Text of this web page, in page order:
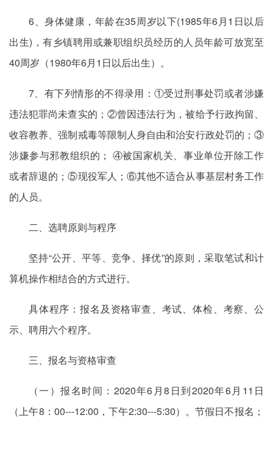
6、身体健康，年龄在35周岁以下(1985年6月1日以后
出生)，有乡镇聘用或兼职组织员经历的人员年龄可放宽至
40周岁（1980年6月1日以后出生）。
7、有下列情形的不得录用：①受过刑事处罚或者涉嫌
违法犯罪尚未查实的；②曾因违法行为，被给予行政拘留、
收容教养、强制戒毒等限制人身自由和治安行政处罚的；③
涉嫌参与邪教组织的； ④被国家机关、事业单位开除工作
或者辞退的；⑤现役军人；⑥其他不适合从事基层村务工作
的人员。
二、选聘原则与程序
坚持“公开、平等、竞争、择优”的原则，采取笔试和计
算机操作相结合的方式进行。
具体程序：报名及资格审查、考试、体检、考察、公
示、聘用六个程序。
三、报名与资格审查
（一）报名时间：2020年6月8日到2020年6月11日
（上午8：00---12:00，下午2:30---5:30）。节假日不报名；